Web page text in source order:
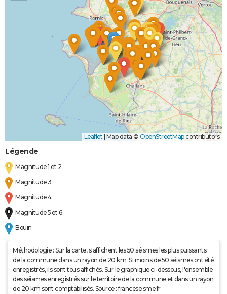
Leaflet Map data © OpenStreetMapcontributors
Légende
Magnitude 1 et 2
Magnitude 3
Magnitude 4
Magnitude 5 et 6
Bouin
Méthodologie : Sur la carte, s'affichent les 50 séismes les plus puissants
de la commune dans un rayon de 20 km. Si moins de 50 séismes ont été
enregistrés, ils sont tous affichés. Sur le graphique ci-dessous, l'ensemble
des séismes enregistrés sur le territoire de la commune et dans un rayon
de 20 km sont comptabilisés. Source : franceseisme.fr